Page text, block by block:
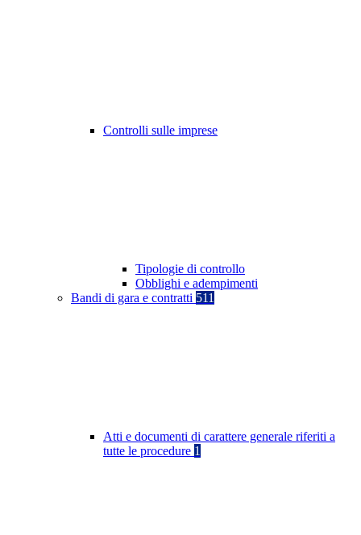
Controlli sulle imprese
Tipologie di controllo
Obblighi e adempimenti
Bandi di gara e contratti 511
Atti e documenti di carattere generale riferiti a
tutte le procedure 1